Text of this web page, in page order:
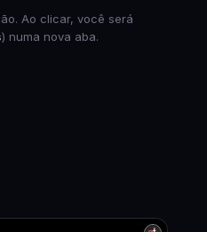
Ao clicar, você será
) numa nova aba.